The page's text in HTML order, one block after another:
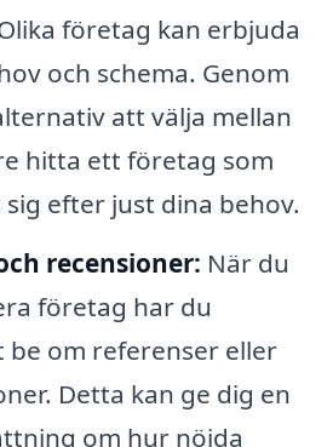
företag kan erbjuda
och schema. Genom
att välja mellan
hitta ett företag som
sig efter just dina behov.
recensioner: När du
företag har du
om referenser eller
Detta kan ge dig en
om hur nöjda